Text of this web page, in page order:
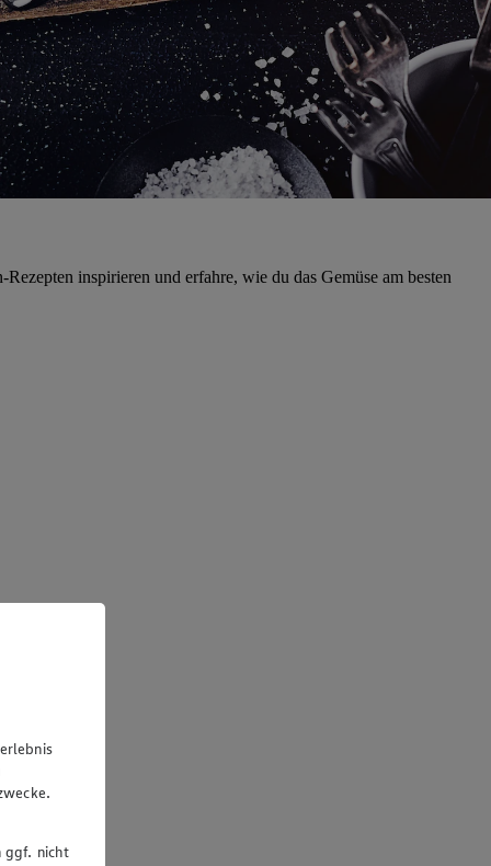
inspirieren und erfahre, wie du das Gemüse am besten
ggf. nicht